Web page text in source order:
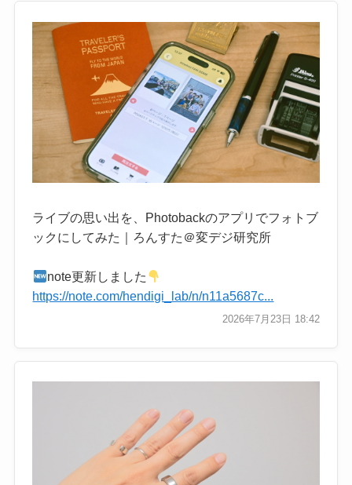
ライブの思い出を、Photobackのアプリでフォトブ
ックにしてみた｜ろんすた＠変デジ研究所
note更新しました
https://note.com/hendigi_lab/n/n11a5687c...
2026年7月23日 18:42